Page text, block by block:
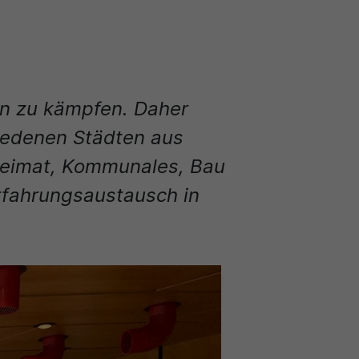
zu kämpfen. Daher
Städten aus
Kommunales, Bau
in